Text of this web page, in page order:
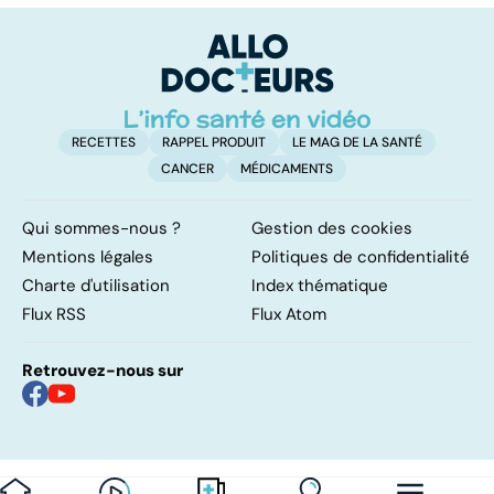
peau
RECETTES RAPPEL PRODUIT
LE MAG DE LA SANTÉ
CANCER
MÉDICAMENTS
Qui sommes-nous ?
Gestion des cookies
Mentions légales
Politiques de confidentialité
Charte d'utilisation
Index thématique
Flux RSS
Flux Atom
Retrouvez-nous sur